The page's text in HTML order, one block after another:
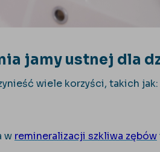
jamy ustnej dla
wiele korzyści, takich jak:
w remineralizacji szkliwa zębów